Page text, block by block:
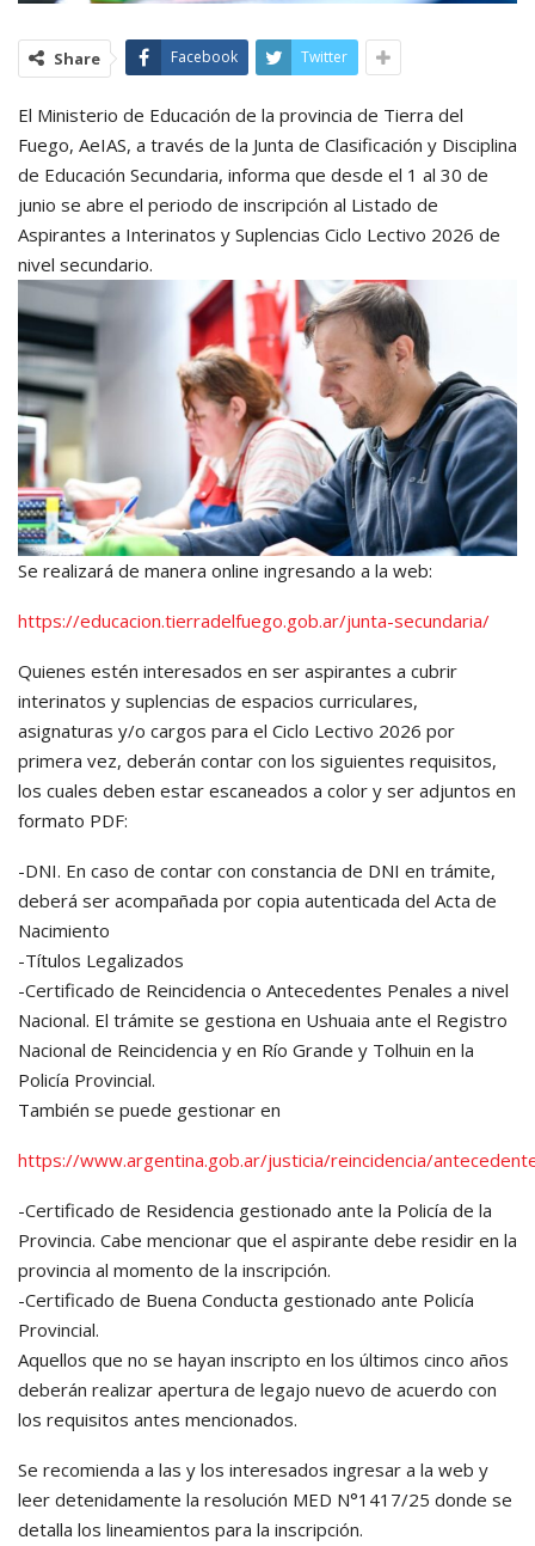
Share Facebook Twitter
El Ministerio de Educación de la provincia de Tierra del
Fuego, AeIAS, a través de la Junta de Clasificación y Disciplina
de Educación Secundaria, informa que desde el 1 al 30 de
junio se abre el periodo de inscripción al Listado de
Aspirantes a Interinatos y Suplencias Ciclo Lectivo 2026 de
nivel secundario.
Se realizará de manera online ingresando a la web:
https://educacion.tierradelfuego.gob.ar/junta-secundaria/
Quienes estén interesados en ser aspirantes a cubrir
interinatos y suplencias de espacios curriculares,
asignaturas y/o cargos para el Ciclo Lectivo 2026 por
primera vez, deberán contar con los siguientes requisitos,
los cuales deben estar escaneados a color y ser adjuntos en
formato PDF:
-DNI. En caso de contar con constancia de DNI en trámite,
deberá ser acompañada por copia autenticada del Acta de
Nacimiento
-Títulos Legalizados
-Certificado de Reincidencia o Antecedentes Penales a nivel
Nacional. El trámite se gestiona en Ushuaia ante el Registro
Nacional de Reincidencia y en Río Grande y Tolhuin en la
Policía Provincial.
También se puede gestionar en
https://www.argentina.gob.ar/justicia/reincidencia/
-Certificado de Residencia gestionado ante la Policía de la
Provincia. Cabe mencionar que el aspirante debe residir en la
provincia al momento de la inscripción.
-Certificado de Buena Conducta gestionado ante Policía
Provincial.
Aquellos que no se hayan inscripto en los últimos cinco años
deberán realizar apertura de legajo nuevo de acuerdo con
los requisitos antes mencionados.
Se recomienda a las y los interesados ingresar a la web y
leer detenidamente la resolución MED N°1417/25 donde se
detalla los lineamientos para la inscripción.